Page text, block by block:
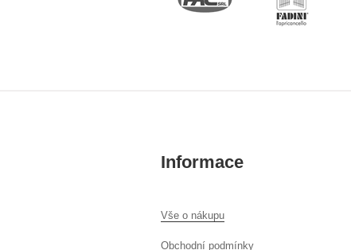
Informace
Vše o nákupu
Obchodní podmínky